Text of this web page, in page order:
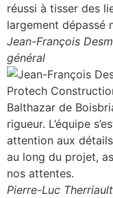
réussi à tisser des
largement dépassé
Jean-François
général
Protech
Balthazar de
rigueur. L’équipe
attention aux
au long du projet,
nos attentes.
Pierre-Luc Therriault